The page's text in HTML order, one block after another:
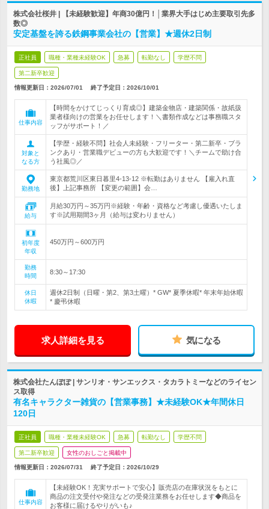
株式会社桜井 | 【未経験歓迎】年商30億円！│業界大手はじめ主要取引先多
数◎
安定基盤を誇る鉄鋼事業会社の【営業】★週休2日制
正社員 職種・業種未経験OK 急募 転勤なし 学歴不問
第二新卒歓迎
情報更新日：2026/07/01 終了予定日： 2026/10/01
仕事内容
【時間をかけてじっくり育成◎】建築金物店・建築関係・故紙扱
業者様向けの営業をお任せします！＼書類作成などは事務職スタ
ッフがサポート！／
対象と
なる方
【学歴・経験不問】社会人未経験・フリーター・第二新卒・ブラ
ンクあり・営業職デビューの方も大歓迎です！＼チームで助け合
う社風◎／
勤務地
東京都荒川区東日暮里4-13-12 ※転勤はありません 【雇入れ直
後】上記事務所 【変更の範囲】会…
給与
月給30万円～35万円※経験・年齢・資格など考慮し優遇いたしま
す※試用期間3ヶ月（給与は変わりません）
初年度
年収
450万円～600万円
勤務
時間
8:30～17:30
休日
休暇
週休2日制（日曜・第2、第3土曜）* GW* 夏季休暇* 年末年始休暇
* 慶弔休暇
求人詳細を見る 気になる
株式会社たんぽぽ | サンリオ・サンエックス・タカラトミーなどのライセン
ス取得
有名キャラクター雑貨の【営業事務】★未経験OK★年間休日
120日
正社員 職種・業種未経験OK 急募 転勤なし 学歴不問
第二新卒歓迎 女性のおしごと掲載中
情報更新日：2026/07/31 終了予定日： 2026/10/29
仕事内容
【未経験OK！充実サポートで安心】販売店の在庫状況をもとに
商品の注文受付や発注などの受発注業務をお任せします◆商品を
お客様に届けるやりがいも♪